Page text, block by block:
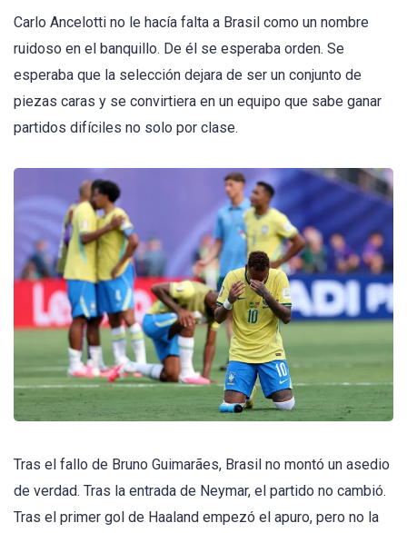
Carlo Ancelotti no le hacía falta a Brasil como un nombre
ruidoso en el banquillo. De él se esperaba orden. Se
esperaba que la selección dejara de ser un conjunto de
piezas caras y se convirtiera en un equipo que sabe ganar
partidos difíciles no solo por clase.
Tras el fallo de Bruno Guimarães, Brasil no montó un asedio
de verdad. Tras la entrada de Neymar, el partido no cambió.
Tras el primer gol de Haaland empezó el apuro, pero no la